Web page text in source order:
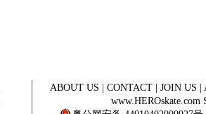
ABOUT US CONTACT JOIN US
www.HEROskate.com